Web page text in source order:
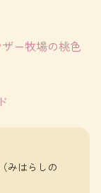
ザー牧場の桃色
みはらしの